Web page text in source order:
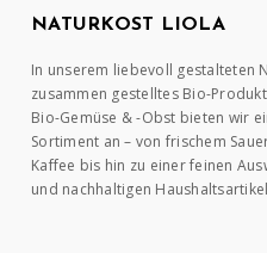
NATURKOST LIOLA
In unserem liebevoll gestalteten
zusammen gestelltes Bio-
Bio-Gemüse & -Obst bieten wir
Sortiment an – von frischem
Kaffee bis hin zu einer feinen
und nachhaltigen